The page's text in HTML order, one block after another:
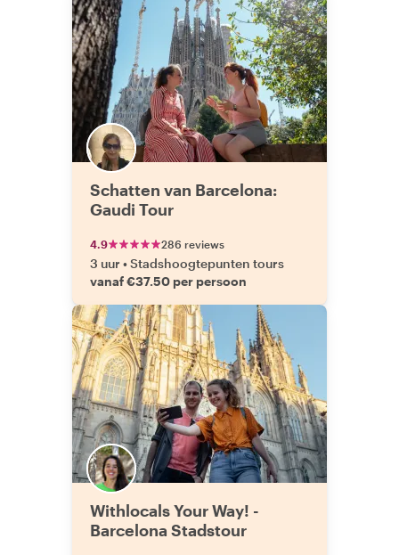
Schatten van Barcelona:
Gaudi Tour
4.9 286 reviews
3 uur •Stadshoogtepunten tours
vanaf €37.50 per persoon
Withlocals Your Way! -
Barcelona Stadstour